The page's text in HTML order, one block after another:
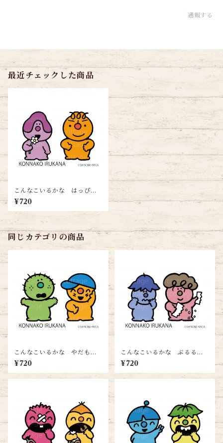
通報する
最近チェックした商品
こんなこいるかな はっぴ＆
がんがん＜ハガキサイズ＞送
料無料
¥720
同じカテゴリの商品
こんなこいるかな やだもん
＆ぽっけ＜ハガキサイズ＞送
料無料
¥720
こんなこいるかな ぶるる＆
ぽいっと＜ハガキサイズ＞送
料無料
¥720